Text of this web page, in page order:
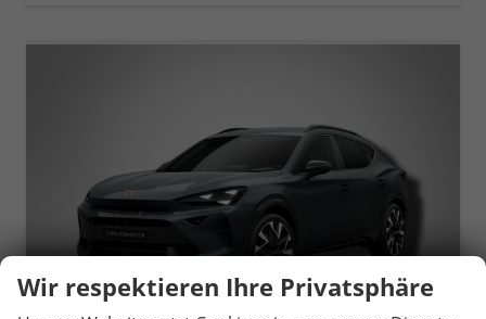
Wir respektieren Ihre Privatsphäre